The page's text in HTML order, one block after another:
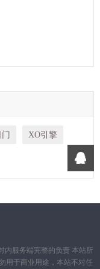
XO引擎
内服务端完整的负责 本站所
用于商业用途，本站不对任